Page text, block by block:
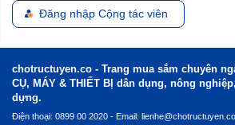
Đăng nhập Cộng tác viên
chotructuyen.co - Trang mua sắm chuyên
CỤ, MÁY & THIẾT BỊ dân dụng, nông
dựng.
Điện thoại: 0899 00 2020 - Email: lienhe@chotructuyen.co